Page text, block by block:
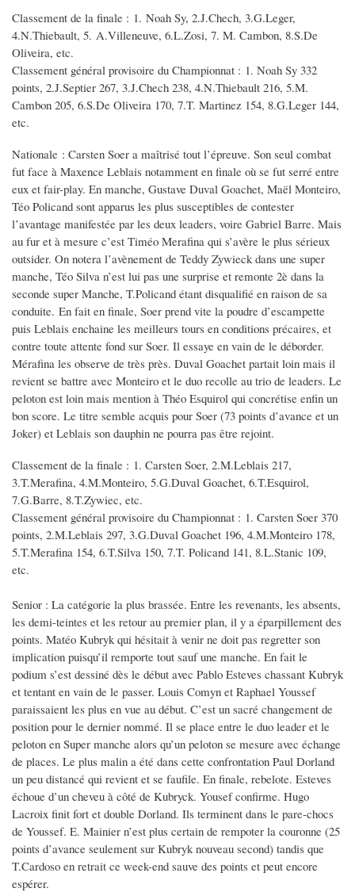
Classement de la finale : 1. Noah Sy, 2.J.Chech, 3.G.Leger,
4.N.Thiebault, 5. A.Villeneuve, 6.L.Zosi, 7. M. Cambon, 8.S.De
Oliveira, etc.
Classement général provisoire du Championnat : 1. Noah Sy 332
points, 2.J.Septier 267, 3.J.Chech 238, 4.N.Thiebault 216, 5.M.
Cambon 205, 6.S.De Oliveira 170, 7.T. Martinez 154, 8.G.Leger 144,
etc.
Nationale : Carsten Soer a maîtrisé tout l’épreuve. Son seul combat
fut face à Maxence Leblais notamment en finale où se fut serré entre
eux et fair-play. En manche, Gustave Duval Goachet, Maël Monteiro,
Téo Policand sont apparus les plus susceptibles de contester
l’avantage manifestée par les deux leaders, voire Gabriel Barre. Mais
au fur et à mesure c’est Timéo Merafina qui s’avère le plus sérieux
outsider. On notera l’avènement de Teddy Zywieck dans une super
manche, Téo Silva n’est lui pas une surprise et remonte 2è dans la
seconde super Manche, T.Policand étant disqualifié en raison de sa
conduite. En fait en finale, Soer prend vite la poudre d’escampette
puis Leblais enchaine les meilleurs tours en conditions précaires, et
contre toute attente fond sur Soer. Il essaye en vain de le déborder.
Mérafina les observe de très près. Duval Goachet partait loin mais il
revient se battre avec Monteiro et le duo recolle au trio de leaders. Le
peloton est loin mais mention à Théo Esquirol qui concrétise enfin un
bon score. Le titre semble acquis pour Soer (73 points d’avance et un
Joker) et Leblais son dauphin ne pourra pas être rejoint.
Classement de la finale : 1. Carsten Soer, 2.M.Leblais 217,
3.T.Merafina, 4.M.Monteiro, 5.G.Duval Goachet, 6.T.Esquirol,
7.G.Barre, 8.T.Zywiec, etc.
Classement général provisoire du Championnat : 1. Carsten Soer 370
points, 2.M.Leblais 297, 3.G.Duval Goachet 196, 4.M.Monteiro 178,
5.T.Merafina 154, 6.T.Silva 150, 7.T. Policand 141, 8.L.Stanic 109,
etc.
Senior : La catégorie la plus brassée. Entre les revenants, les absents,
les demi-teintes et les retour au premier plan, il y a éparpillement des
points. Matéo Kubryk qui hésitait à venir ne doit pas regretter son
implication puisqu’il remporte tout sauf une manche. En fait le
podium s’est dessiné dès le début avec Pablo Esteves chassant Kubryk
et tentant en vain de le passer. Louis Comyn et Raphael Youssef
paraissaient les plus en vue au début. C’est un sacré changement de
position pour le dernier nommé. Il se place entre le duo leader et le
peloton en Super manche alors qu’un peloton se mesure avec échange
de places. Le plus malin a été dans cette confrontation Paul Dorland
un peu distancé qui revient et se faufile. En finale, rebelote. Esteves
échoue d’un cheveu à côté de Kubryck. Yousef confirme. Hugo
Lacroix finit fort et double Dorland. Ils terminent dans le pare-chocs
de Youssef. E. Mainier n’est plus certain de rempoter la couronne (25
points d’avance seulement sur Kubryk nouveau second) tandis que
T.Cardoso en retrait ce week-end sauve des points et peut encore
espérer.